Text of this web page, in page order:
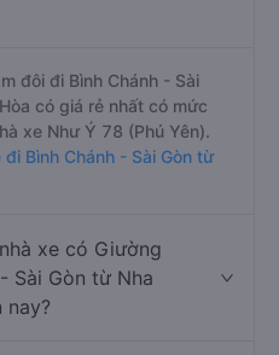
đôi đi Bình Chánh - Sài
có giá rẻ nhất có mức
xe Như Ý 78 (Phú Yên).
đi Bình Chánh - Sài Gòn từ
xe có Giường
Sài Gòn từ Nha
nay?